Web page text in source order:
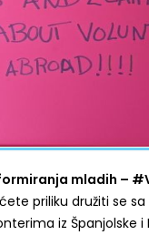
mladih –
priliku družiti se sa
iz Španjolske i